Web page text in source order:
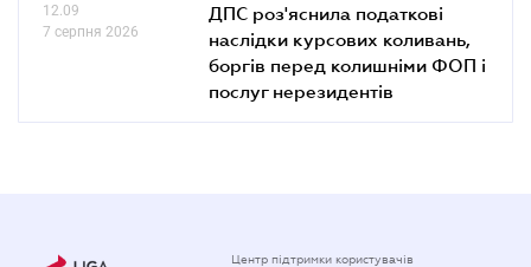
12.09
7 серпня 2026
ДПС роз'яснила податкові
наслідки курсових коливань,
боргів перед колишніми ФОП і
послуг нерезидентів
Центр підтримки користувачів